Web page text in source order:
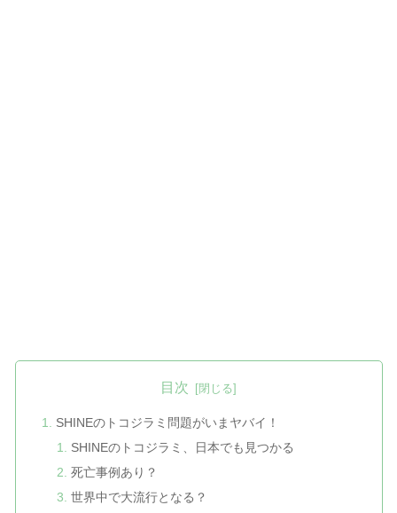
目次
SHINEのトコジラミ問題がいまヤバイ！
SHINEのトコジラミ、日本でも見つかる
死亡事例あり？
世界中で大流行となる？